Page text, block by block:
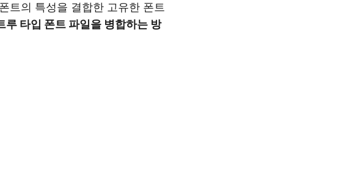
트의 특성을 결합한 고유한 폰트
루 타입 폰트 파일을 병합하는 방